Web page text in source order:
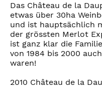
Das Château de la
etwas über 30ha
und ist hauptsächlich
der grössten Merlot
ist ganz klar die
von 1984 bis 2000
waren!
2010 Château de la